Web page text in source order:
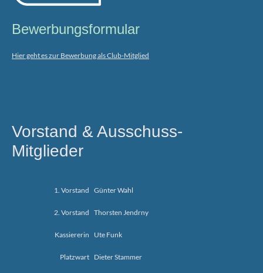
Bewerbungsformular
Hier geht es zur Bewerbung als Club-Mitglied
Vorstand & Ausschuss-
Mitglieder
1. Vorstand Günter Wahl
2. Vorstand Thorsten Jendrny
Kassiererin Ute Funk
Platzwart Dieter Stammer